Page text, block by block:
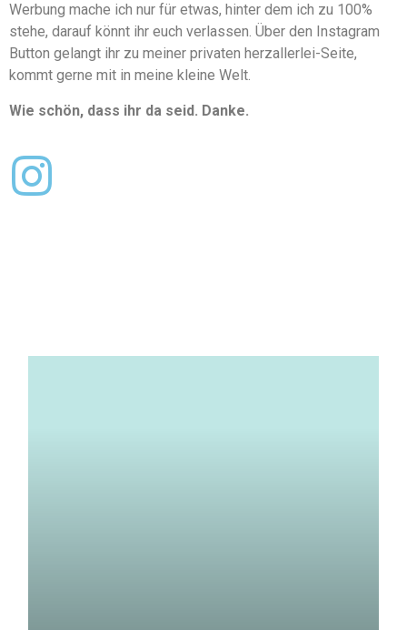
Werbung mache ich nur für etwas, hinter dem ich zu 100%
stehe, darauf könnt ihr euch verlassen. Über den Instagram
Button gelangt ihr zu meiner privaten herzallerlei-Seite,
kommt gerne mit in meine kleine Welt.
Wie schön, dass ihr da seid. Danke.